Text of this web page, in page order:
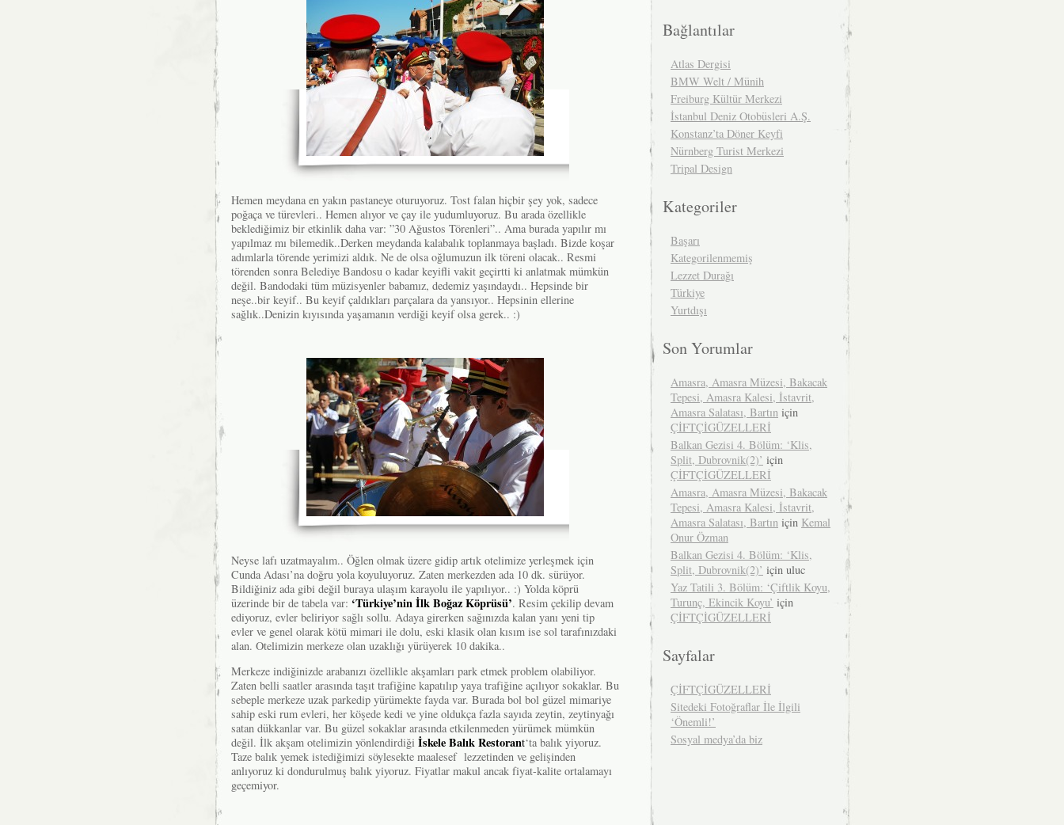
Hemen meydana en yakın pastaneye oturuyoruz. Tost falan hiçbir şey yok, sadece
poğaça ve türevleri.. Hemen alıyor ve çay ile yudumluyoruz. Bu arada özellikle
beklediğimiz bir etkinlik daha var: ”30 Ağustos Törenleri”.. Ama burada yapılır mı
yapılmaz mı bilemedik..Derken meydanda kalabalık toplanmaya başladı. Bizde koşar
adımlarla törende yerimizi aldık. Ne de olsa oğlumuzun ilk töreni olacak.. Resmi
törenden sonra Belediye Bandosu o kadar keyifli vakit geçirtti ki anlatmak mümkün
değil. Bandodaki tüm müzisyenler babamız, dedemiz yaşındaydı.. Hepsinde bir
neşe..bir keyif.. Bu keyif çaldıkları parçalara da yansıyor.. Hepsinin ellerine
sağlık..Denizin kıyısında yaşamanın verdiği keyif olsa gerek.. :)
Neyse lafı uzatmayalım.. Öğlen olmak üzere gidip artık otelimize yerleşmek için
Cunda Adası’na doğru yola koyuluyoruz. Zaten merkezden ada 10 dk. sürüyor.
Bildiğiniz ada gibi değil buraya ulaşım karayolu ile yapılıyor.. :) Yolda köprü
üzerinde bir de tabela var: ‘Türkiye’nin İlk Boğaz Köprüsü’. Resim çekilip devam
ediyoruz, evler beliriyor sağlı sollu. Adaya girerken sağınızda kalan yanı yeni tip
evler ve genel olarak kötü mimari ile dolu, eski klasik olan kısım ise sol tarafınızdaki
alan. Otelimizin merkeze olan uzaklığı yürüyerek 10 dakika..
Merkeze indiğinizde arabanızı özellikle akşamları park etmek problem olabiliyor.
Zaten belli saatler arasında taşıt trafiğine kapatılıp yaya trafiğine açılıyor sokaklar. Bu
sebeple merkeze uzak parkedip yürümekte fayda var. Burada bol bol güzel mimariye
sahip eski rum evleri, her köşede kedi ve yine oldukça fazla sayıda zeytin, zeytinyağı
satan dükkanlar var. Bu güzel sokaklar arasında etkilenmeden yürümek mümkün
değil. İlk akşam otelimizin yönlendirdiği İskele Balık Restorant‘ta balık yiyoruz.
Taze balık yemek istediğimizi söylesekte maalesef lezzetinden ve gelişinden
anlıyoruz ki dondurulmuş balık yiyoruz. Fiyatlar makul ancak fiyat-kalite ortalamayı
geçemiyor.
Bağlantılar
Atlas Dergisi
BMW Welt / Münih
Freiburg Kültür Merkezi
İstanbul Deniz Otobüsleri A.Ş.
Konstanz’ta Döner Keyfi
Nürnberg Turist Merkezi
Tripal Design
Kategoriler
Başarı
Kategorilenmemiş
Lezzet Durağı
Türkiye
Yurtdışı
Son Yorumlar
Amasra, Amasra Müzesi, Bakacak
Tepesi, Amasra Kalesi, İstavrit,
Amasra Salatası, Bartın için
ÇİFTÇİGÜZELLERİ
Balkan Gezisi 4. Bölüm: ‘Klis,
Split, Dubrovnik(2)’ için
ÇİFTÇİGÜZELLERİ
Amasra, Amasra Müzesi, Bakacak
Tepesi, Amasra Kalesi, İstavrit,
Amasra Salatası, Bartın için Kemal
Onur Özman
Balkan Gezisi 4. Bölüm: ‘Klis,
Split, Dubrovnik(2)’ için uluc
Yaz Tatili 3. Bölüm: ‘Çiftlik Koyu,
Turunç, Ekincik Koyu’ için
ÇİFTÇİGÜZELLERİ
Sayfalar
ÇİFTÇİGÜZELLERİ
Sitedeki Fotoğraflar İle İlgili
‘Önemli!’
Sosyal medya’da biz